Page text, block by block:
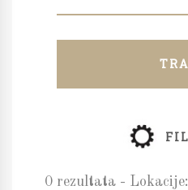
0 rezultata -